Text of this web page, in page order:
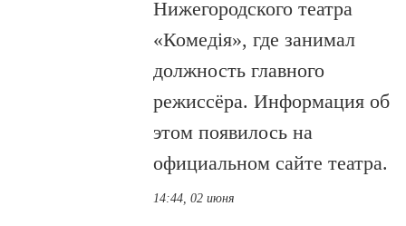
Нижегородского театра
«Комедiя», где занимал
должность главного
режиссёра. Информация об
этом появилось на
официальном сайте театра.
14:44, 02 июня